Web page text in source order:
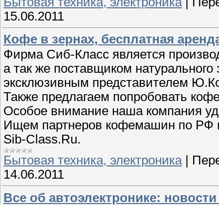
15.06.2011
Кофе в зернах, бесплатная
Фирма Сиб-Класс является
а так же поставщиком
эксклюзивным представителем
Также предлагаем попробовать
Особое внимание наша компания
Ищем партнеров кофемашин по РФ
Sib-Class.Ru.
Бытовая техника, электроника|
14.06.2011
Все об автоэлектронике: